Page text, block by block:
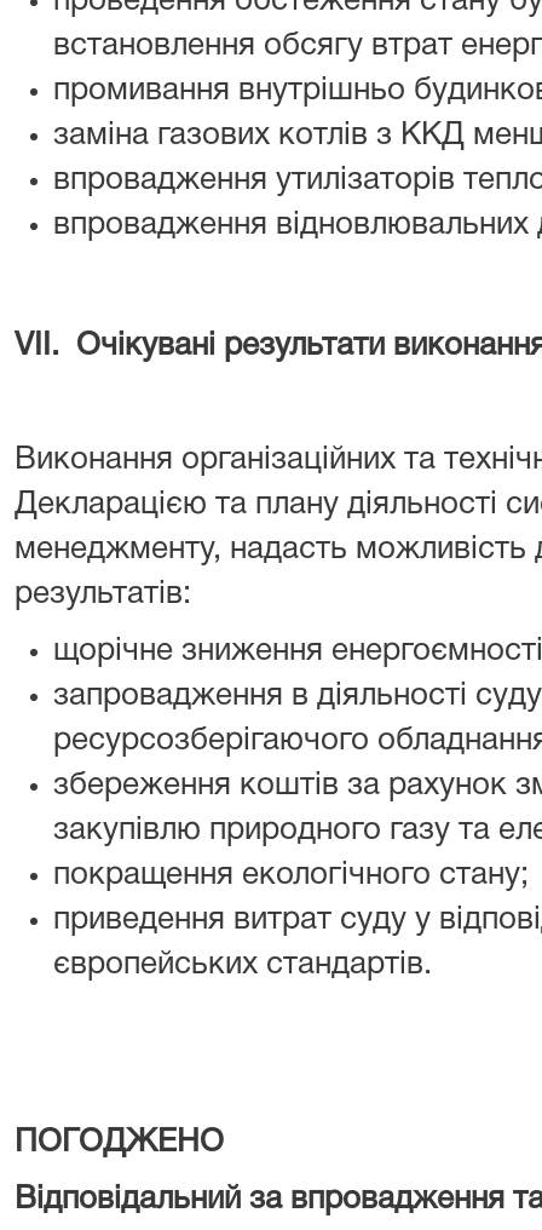
встановлення обсягу втрат
промивання внутрішньо
заміна газових котлів з ККД
впровадження утилізаторів
впровадження відновлювальних
V ІІ. Очікувані результати
Виконання організаційних та
Декларацією та плану діяльності
менеджменту, надасть можливість
результатів:
щорічне зниження
запровадження в діяльності
ресурсозберігаючого
збереження коштів за рахунок
закупівлю природного газу та
покращення екологічного стану;
приведення витрат суду у
європейських стандартів.
ПОГОДЖЕНО
Відповідальний за впровадження